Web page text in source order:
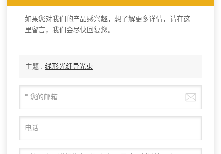
如果您对我们的产品感兴趣，想了解更多详情，请在这
里留言，我们会尽快回复您。
主题 : 线形光纤导光束